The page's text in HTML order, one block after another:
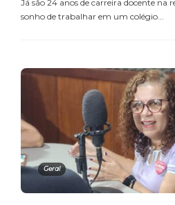
Já são 24 anos de carreira docente na
sonho de trabalhar em um colégio...
Geral